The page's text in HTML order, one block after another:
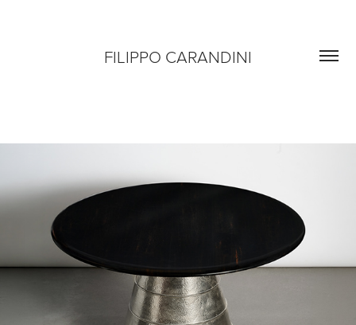
FILIPPO CARANDINI